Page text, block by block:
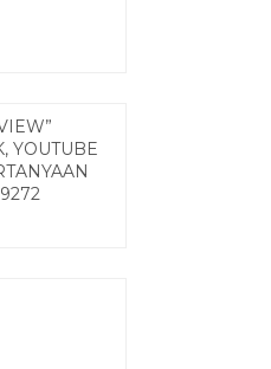
YOUTUBE